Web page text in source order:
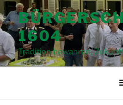
Zum
Inhalt
springen1604
Tradition bewahren,